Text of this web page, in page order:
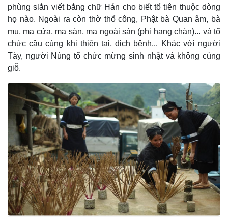
phùng slằn viết bằng chữ Hán cho biết tổ tiên thuộc dòng
họ nào. Ngoài ra còn thờ thổ công, Phật bà Quan âm, bà
mụ, ma cửa, ma sàn, ma ngoài sàn (phi hang chàn)... và tổ
chức cầu cúng khi thiên tai, dịch bệnh... Khác với người
Tày, người Nùng tổ chức mừng sinh nhật và không cúng
giỗ.